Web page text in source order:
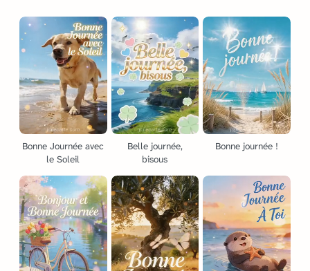
Bonne Journée avec
le Soleil
Belle journée,
bisous
Bonne journée !